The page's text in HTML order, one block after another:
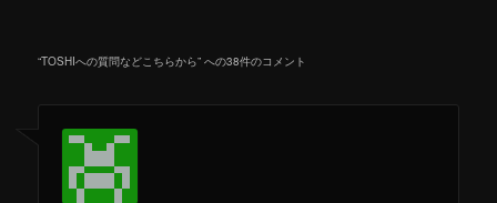
“TOSHIへの質問などこちらから” への38件のコメント